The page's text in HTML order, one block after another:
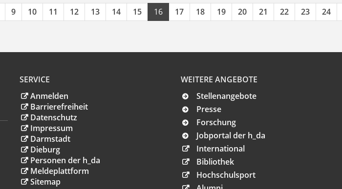
9 10 11 12 13 14 15 16 17 18 19 20 21 22 23 24
SERVICE
Anmelden
Barrierefreiheit
Datenschutz
Impressum
Darmstadt
Dieburg
Personen der h_da
Meldeplattform
Sitemap
WEITERE ANGEBOTE
Stellenangebote
Presse
Forschung
Jobportal der h_da
International
Bibliothek
Hochschulsport